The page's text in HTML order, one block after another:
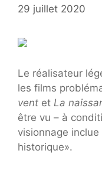
29 juillet 2020
Le réalisateur
les films
vent et La
être vu – à
visionnage
historique».